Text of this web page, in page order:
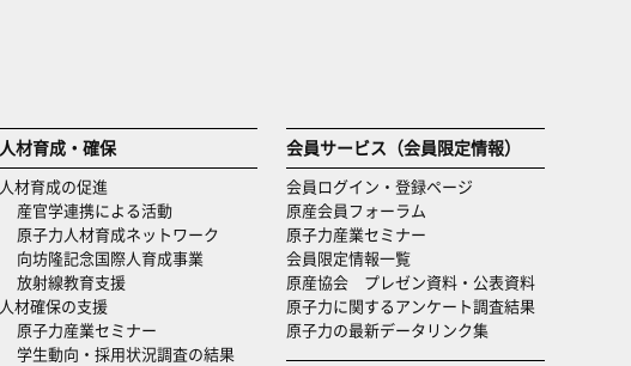
人材育成・確保
人材育成の促進
産官学連携による活動
原子力人材育成ネットワーク
向坊隆記念国際人育成事業
放射線教育支援
人材確保の支援
原子力産業セミナー
学生動向・採用状況調査の結果
会員サービス（会員限定情報）
会員ログイン・登録ページ
原産会員フォーラム
原子力産業セミナー
会員限定情報一覧
原産協会 プレゼン資料・公表資料
原子力に関するアンケート調査結果
原子力の最新データリンク集